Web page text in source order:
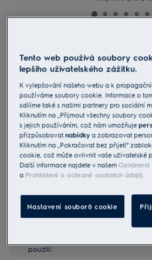
Sáčkový vysavač
4.8 (9)
Benefity
Kompaktní sáčkový vysavač s
Silné sání pro odstranění prachu a
Snadno ovladatelný vysavač s velkými
designem.
Kompaktní design, ergonomická
spotřebiče.
Bezpečnostní pokyny a
použití.
Tento web používá soubory
lepšího uživatelského zážitku.
K vylepšování našeho webu a k
používáme soubory cookie. Informace o
sdílíme také s našimi partnery pro sociální
Kliknutím na „Přijmout všechny soubory
s jejich používáním, což nám umožňuje
přizpůsobovatnabídky a zobrazovat
Kliknutím na „Pokračovat bez přijetí“
cookie, což může ovlivnit vaše uživatelské
Další informace najdete v našem
a Prohlášení o ochraně osobních údajů.
Nastavení souborů cookie